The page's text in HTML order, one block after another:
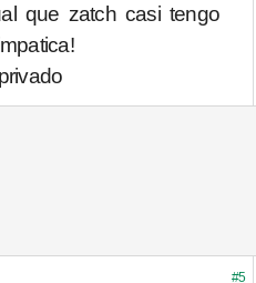
que zatch casi tengo
#5